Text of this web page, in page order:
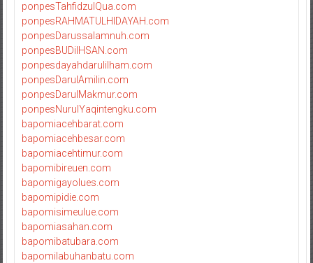
ponpesTahfidzulQua.com
ponpesRAHMATULHIDAYAH.com
ponpesDarussalamnuh.com
ponpesBUDiIHSAN.com
ponpesdayahdarulilham.com
ponpesDarulAmilin.com
ponpesDarulMakmur.com
ponpesNurulYaqintengku.com
bapomiacehbarat.com
bapomiacehbesar.com
bapomiacehtimur.com
bapomibireuen.com
bapomigayolues.com
bapomipidie.com
bapomisimeulue.com
bapomiasahan.com
bapomibatubara.com
bapomilabuhanbatu.com